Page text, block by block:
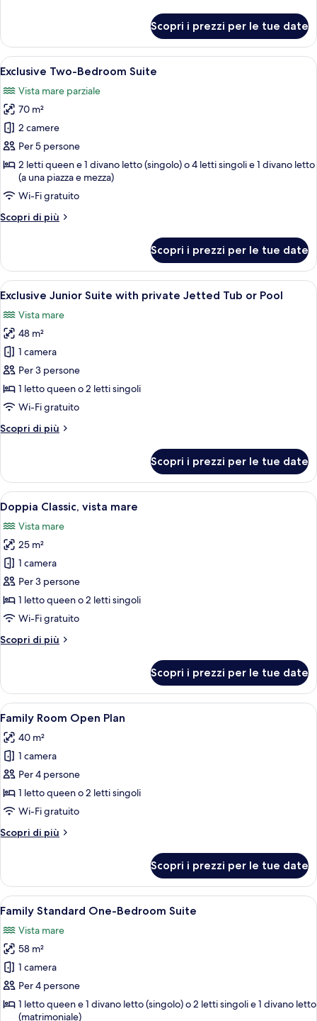
Classic,
vista
giardino
Scopri i prezzi per le tue date
Apri
tutte
le
foto
per
Exclusive
Two-
Bedroom
Suite
Una camera d'albergo con un letto,
5
Exclusive Two-Bedroom Suite
Vista mare parziale
70 m²
2 camere
Per 5 persone
2 letti queen e 1 divano letto (singolo) o 4 letti singoli e 1 divano letto
(a una piazza e mezza)
Wi-Fi gratuito
Scopri di più
Altri
Two-
Bedroom
Suite
Scopri i prezzi per le tue date
Apri
tutte
le
foto
per
Exclusive
Junior
Suite
private
or
Pool
Una camera da letto moderna con
5
Exclusive Junior Suite with private Jetted Tub or Pool
Vista mare
48 m²
1 camera
Per 3 persone
1 letto queen o 2 letti singoli
Wi-Fi gratuito
Scopri di più
Altri
Junior
Suite
with
private
Jetted
Tub
or
Pool
Scopri i prezzi per le tue date
Apri
tutte
le
foto
per
Doppia
Classic,
vista
Una camera d'albergo con un letto
4
Doppia Classic, vista mare
Vista mare
25 m²
1 camera
Per 3 persone
1 letto queen o 2 letti singoli
Wi-Fi gratuito
Scopri di più
Altri
Classic,
vista
mare
Scopri i prezzi per le tue date
Apri
tutte
le
foto
per
Family
Room
Plan
Una cassaforte in camera,
4
Family Room Open Plan
40 m²
1 camera
Per 4 persone
1 letto queen o 2 letti singoli
Wi-Fi gratuito
Scopri di più
Altri
Room
Open
Plan
Scopri i prezzi per le tue date
Apri
tutte
le
foto
per
Family
Standard
One-
Camera d'albergo con un letto
4
Family Standard One-Bedroom Suite
Vista mare
58 m²
1 camera
Per 4 persone
1 letto queen e 1 divano letto (singolo) o 2 letti singoli e 1 divano letto
(matrimoniale)